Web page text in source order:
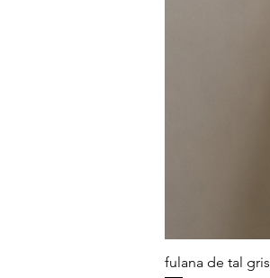
fulana de tal gris